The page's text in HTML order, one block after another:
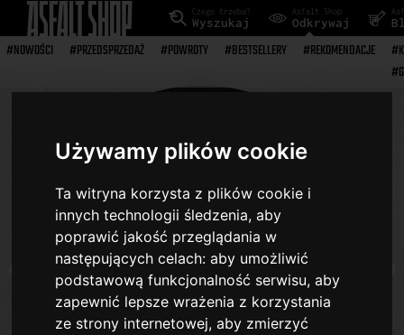
Używamy plików cookie
Ta witryna korzysta z plików cookie i
innych technologii śledzenia, aby
poprawić jakość przeglądania w
następujących celach:aby umożliwić
podstawową funkcjonalność serwisu,aby
zapewnić lepsze wrażenia z korzystania
ze strony internetowej,aby zmierzyć
Czego trzeba?
Wyszukaj
Asfalt Shop
Odkrywaj
#NOWOŚCI #PRZEDSPRZEDAŻ #POWROTY #BESTSELLERY #REKOMENDACJE